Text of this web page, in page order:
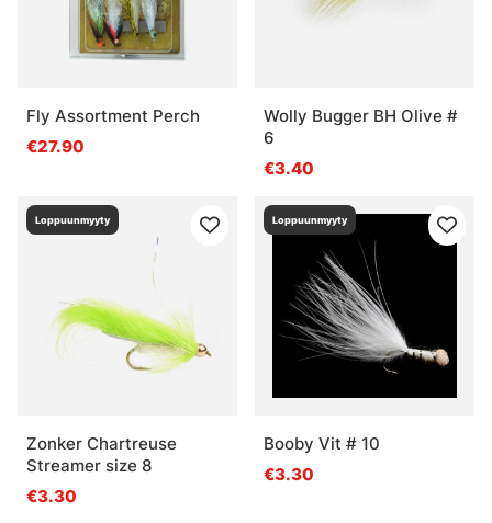
Fly Assortment Perch
€27.90
Wolly Bugger BH Olive #
6
€3.40
Loppuunmyyty
Zonker Chartreuse
Streamer size 8
€3.30
Loppuunmyyty
Booby Vit # 10
€3.30